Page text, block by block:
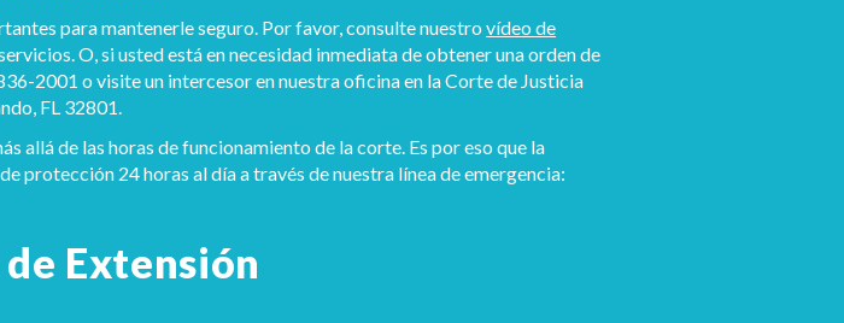
para mantenerle seguro. Por favor, consulte nuestro vídeo de
O, si usted está en necesidad inmediata de obtener una orden de
2001 o visite un intercesor en nuestra oficina en la Corte de Justicia
FL 32801.
allá de las horas de funcionamiento de la corte. Es por eso que la
protección 24 horas al día a través de nuestra línea de emergencia:
Extensión